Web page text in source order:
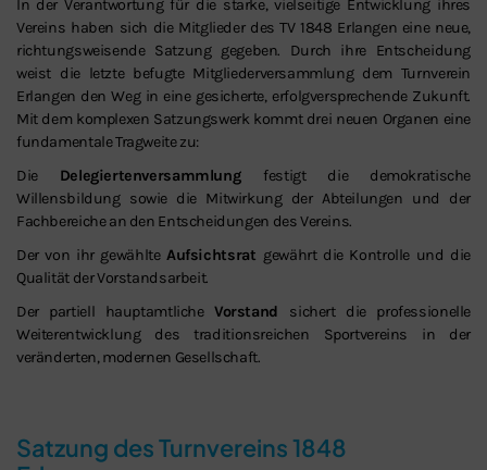
In der Verantwortung für die starke, vielseitige Entwicklung ihres
Vereins haben sich die Mitglieder des TV 1848 Erlangen eine neue,
richtungsweisende Satzung gegeben. Durch ihre Entscheidung
weist die letzte befugte Mitgliederversammlung dem Turnverein
Erlangen den Weg in eine gesicherte, erfolgversprechende Zukunft.
Mit dem komplexen Satzungswerk kommt drei neuen Organen eine
fundamentale Tragweite zu:
Die Delegiertenversammlung festigt die demokratische
Willensbildung sowie die Mitwirkung der Abteilungen und der
Fachbereiche an den Entscheidungen des Vereins.
Der von ihr gewählteAufsichtsrat gewährt die Kontrolle und die
Qualität der Vorstandsarbeit.
Der partiell hauptamtlicheVorstand sichert die professionelle
Weiterentwicklung des traditionsreichen Sportvereins in der
veränderten, modernen Gesellschaft.
Satzung des Turnvereins 1848